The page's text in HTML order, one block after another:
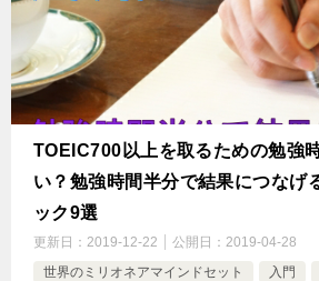
TOEIC700以上を取るための勉強
い？勉強時間半分で結果につなげ
ック9選
更新日： 2019-12-22 公開日： 2019-04-28
世界のミリオネアマインドセット
入門